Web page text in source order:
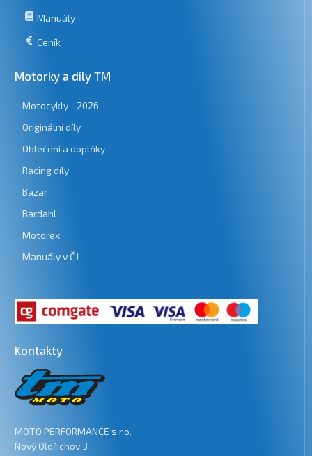
Manuály
Ceník
Motorky a díly TM
Motocykly - 2026
Originální díly
Oblečení a doplňky
Racing díly
Bazar
Bardahl
Motorex
Manuály v ČJ
Kontakty
MOTO PERFORMANCE s.r.o.
Nový Oldřichov 3